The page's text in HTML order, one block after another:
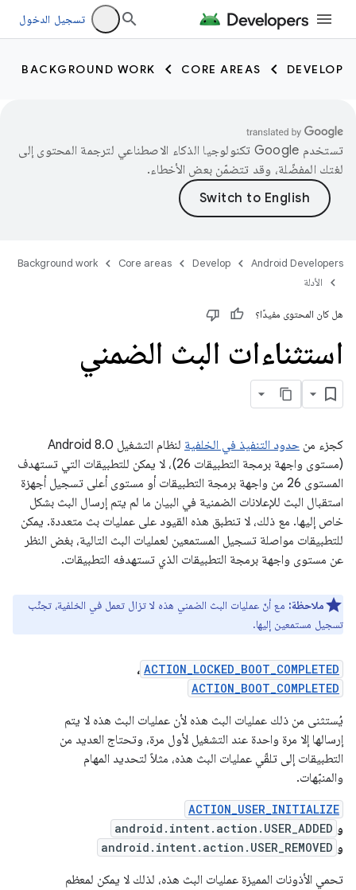
تسجيل الدخول
DEVELOP
CORE AREAS
BACKGROUND WORK
تستخدم Google تكنولوجيا الذكاء الاصطناعي لترجمة المحتوى إلى
لغتك المفضّلة، وقد تتضمّن بعض الأخطاء.
Android Developers
Develop
Core areas
Background work
الأدلة
هل كان المحتوى مفيدًا؟
استثناءات البث الضمني
كجزء من حدود التنفيذ في الخلفية
لنظام التشغيل Android 8.0
(مستوى واجهة برمجة التطبيقات 26)، لا يمكن للتطبيقات التي تستهدف
المستوى 26 من واجهة برمجة التطبيقات أو مستوى أعلى تسجيل أجهزة
استقبال البث للإعلانات الضمنية في البيان ما لم يتم إرسال البث بشكل
خاص إليها. مع ذلك، لا تنطبق هذه القيود على عمليات بث متعددة. يمكن
للتطبيقات مواصلة تسجيل المستمعين لعمليات البث التالية، بغض النظر
عن مستوى واجهة برمجة التطبيقات الذي تستهدفه التطبيقات.
ملاحظة: مع أنّ عمليات البث الضمني هذه لا تزال تعمل في الخلفية، تجنَّب
تسجيل مستمعين إليها.
ACTION_LOCKED_BOOT_COMPLETED ،
ACTION_BOOT_COMPLETED
يُستثنى من ذلك عمليات البث هذه لأن عمليات البث هذه لا يتم
إرسالها إلا مرة واحدة عند التشغيل لأول مرة، وتحتاج العديد من
التطبيقات إلى تلقّي عمليات البث هذه، مثلاً لتحديد المهام
والمنبّهات.
ACTION_USER_INITIALIZE
و android.intent.action.USER_ADDED
و android.intent.action.USER_REMOVED
تحمي الأذونات المميزة عمليات البث هذه، لذلك لا يمكن لمعظم